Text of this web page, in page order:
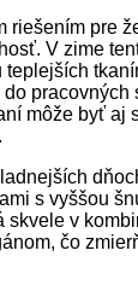
riešením pre
V zime
pracovných
môže byť aj
s vyššou
skvele v
čo